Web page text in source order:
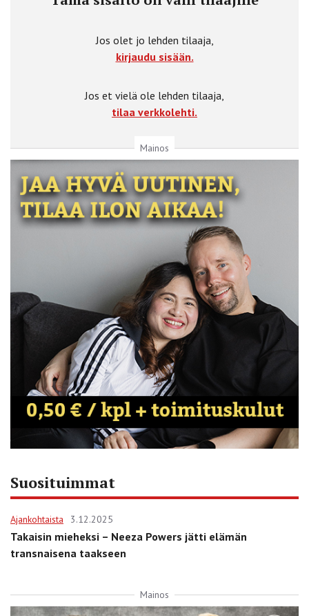
Jos olet jo lehden tilaaja,
kirjaudu sisään.
Jos et vielä ole lehden tilaaja,
tilaa verkkolehti.
Mainos
Suosituimmat
Ajankohtaista 3.12.2025
Takaisin mieheksi – Neeza Powers jätti elämän
transnaisena taakseen
Mainos